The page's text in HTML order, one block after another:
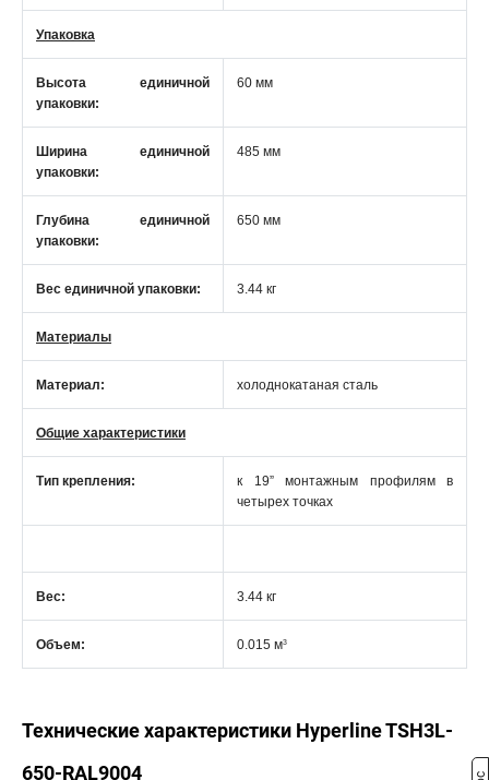
Упаковка
Высота единичной
упаковки:
60 мм
Ширина единичной
упаковки:
485 мм
Глубина единичной
упаковки:
650 мм
Вес единичной упаковки: 3.44 кг
Материалы
Материал: холоднокатаная сталь
Общие характеристики
Тип крепления:
к 19” монтажным профилям в
четырех точках
Вес: 3.44 кг
Объем: 0.015 м3
Технические характеристики Hyperline TSH3L-
650-RAL9004